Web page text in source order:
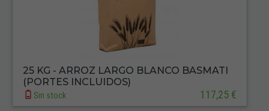
25 KG - ARROZ LARGO BLANCO BASMATI
(PORTES INCLUIDOS)
Sin stock 117,25 €